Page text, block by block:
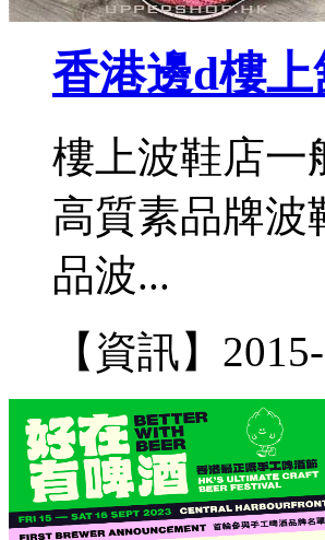
香港邊d樓
樓上波鞋店一
高質素品牌波
品波...
【資訊】